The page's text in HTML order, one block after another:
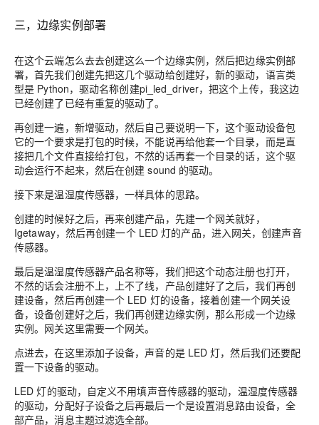
三，边缘实例部署
在这个云端怎么去去创建这么一个边缘实例，然后把边缘实例部
署，首先我们创建先把这几个驱动给创建好，新的驱动，语言类
型是 Python，驱动名称创建pi_led_driver，把这个上传，我这边
已经创建了已经有重复的驱动了。
再创建一遍 ， 新增驱动，然后自己要说明一下，这个驱动设备包
它的一个要求是打包的时候，不能说再给他套一个目录，而是直
接把几个文件直接给打包，不然的话再套一个目录的话，这个驱
动会运行不起来，然后在创建 sound 的驱动。
接下来是温湿度传感器，一样具体的思路。
创建的时候好之后， 再来创建产品，先建一个网关就好，
Igetaway， 然后再创建一个 LED 灯的产品，进入网关，创建声音
传感器。
最后是温湿度传感器产品名称等， 我们把这个动态注册也打开，
不然的话会注册不上，上不了线，产品创建好了之后，我们再创
建设备，然后再创建一个 LED 灯的设备，接着创建一个网关设
备，设备创建好之后，我们再创建边缘实例，那么形成一个边缘
实例。网关这里需要一个网关。
点进去，在这里添加子设备，声音的是 LED 灯，然后我们还要配
置一下设备的驱动。
LED灯的驱动， 自定义不用填声音传感器的驱动，温湿度传感器
的驱动，分配好子设备之后再最后一个是设置消息路由设备， 全
部产品，消息主题过滤选全部。